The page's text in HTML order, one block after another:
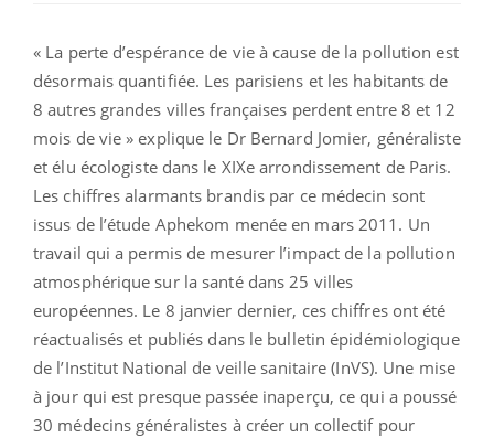
« La perte d’espérance de vie à cause de la pollution est
désormais quantifiée. Les parisiens et les habitants de
8 autres grandes villes françaises perdent entre 8 et 12
mois de vie » explique le Dr Bernard Jomier, généraliste
et élu écologiste dans le XIXe arrondissement de Paris.
Les chiffres alarmants brandis par ce médecin sont
issus de l’étude Aphekom menée en mars 2011. Un
travail qui a permis de mesurer l’impact de la pollution
atmosphérique sur la santé dans 25 villes
européennes. Le 8 janvier dernier, ces chiffres ont été
réactualisés et publiés dans le bulletin épidémiologique
de l’Institut National de veille sanitaire (InVS). Une mise
à jour qui est presque passée inaperçu, ce qui a poussé
30 médecins généralistes à créer un collectif pour